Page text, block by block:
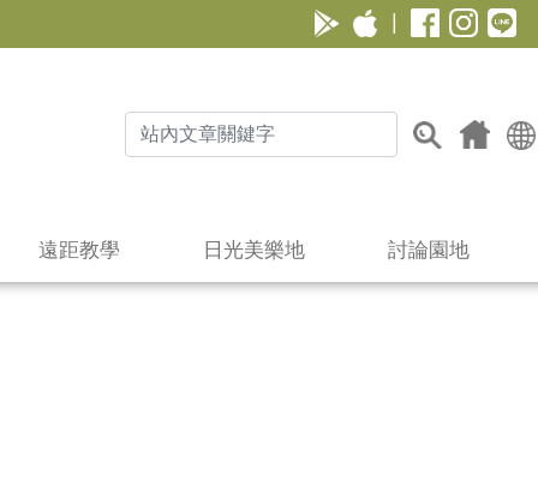
遠距教學 日光美樂地 討論園地